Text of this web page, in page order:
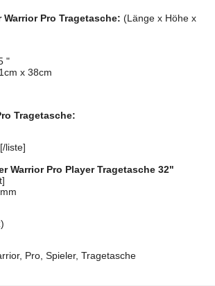
Pro Tragetasche: (Länge x Höhe x
"
x 38cm
Tragetasche:
liste]
Warrior Pro Player Tragetasche 32"
Pro, Spieler, Tragetasche